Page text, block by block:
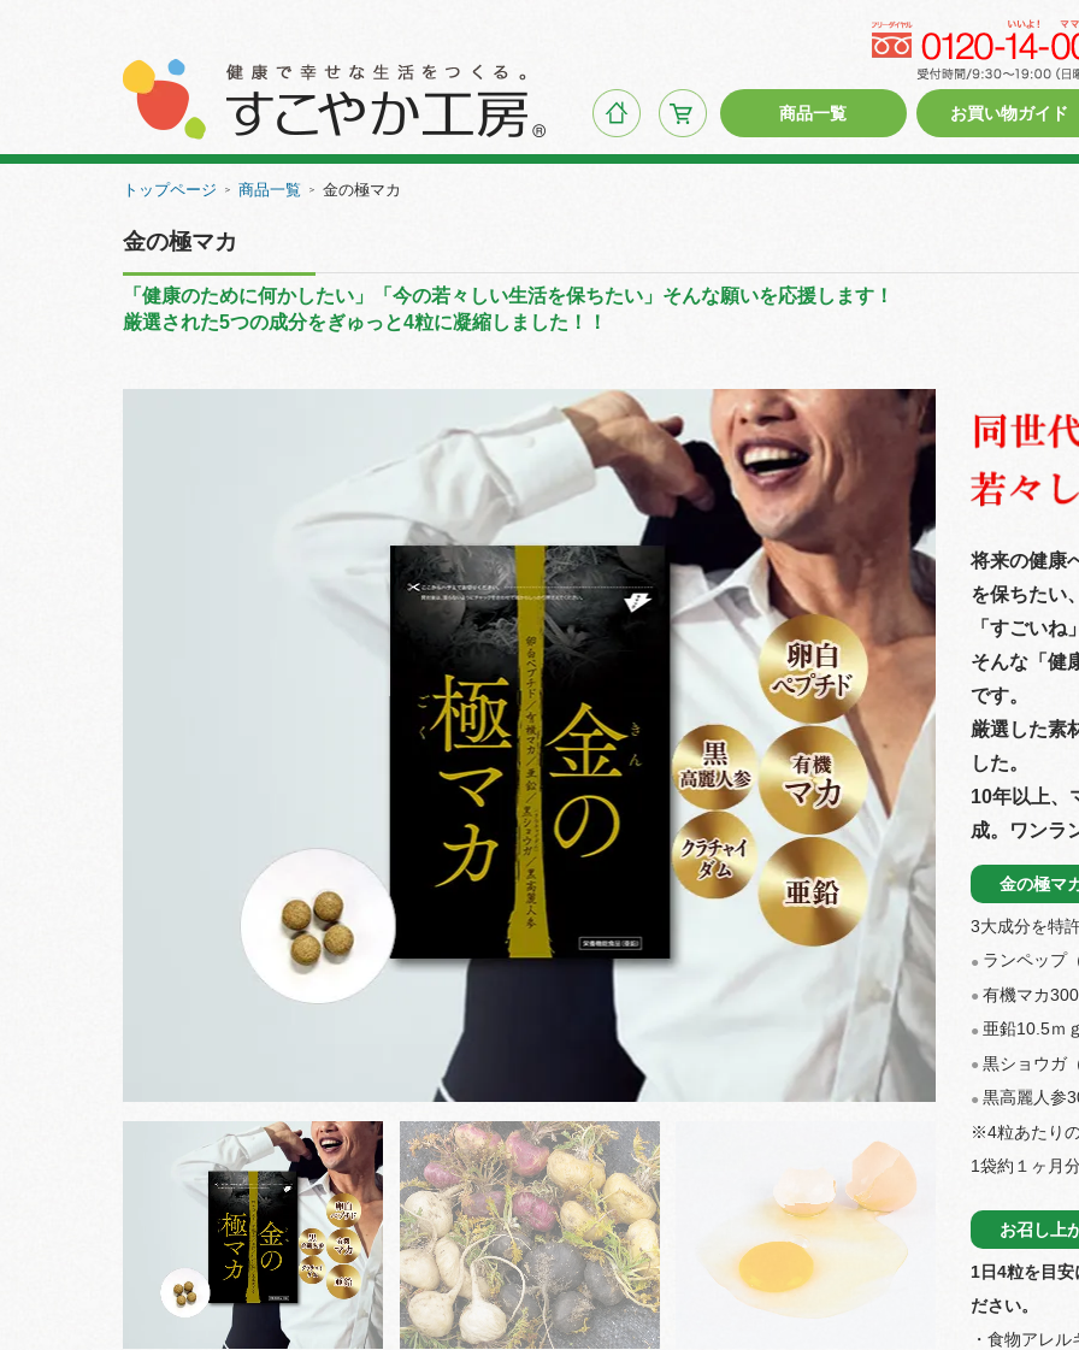
お買い物ガイド
商品一覧
トップページ ＞ 商品一覧 ＞ 金の極マカ
金の極マカ
「健康のために何かしたい」「今の若々しい生活を保ちたい」そんな願いを応援します！
厳選された5つの成分をぎゅっと4粒に凝縮しました！！
将来の健康
を保ちたい
「すごいね
そんな「健
です。
厳選した素
した。
10年以上、
成。ワンラ
金の極マ
3大成分を特
● ランペップ
● 有機マカ
● 亜鉛10.5ｍ
● 黒ショウガ
● 黒高麗人参
※4粒あたり
1袋約１ヶ月
お召し上
1日4粒を目
ださい。
・食物アレ